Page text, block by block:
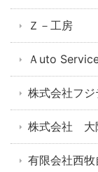
Ｚ－工房
Ａuto
株式会社フジ
株式会社 大
有限会社西